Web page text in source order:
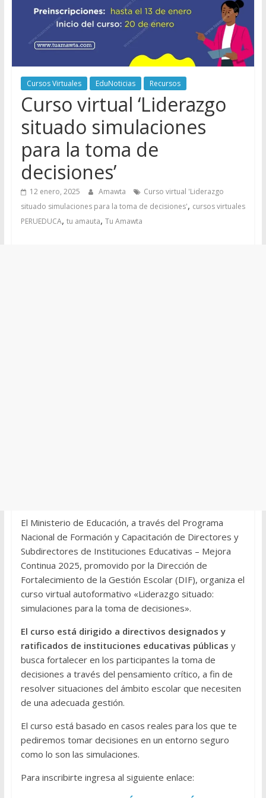
Cursos Virtuales EduNoticias Recursos
Curso virtual ‘Liderazgo
situado simulaciones
para la toma de
decisiones’
12 enero, 2025 Amawta
Curso virtual 'Liderazgo
situado simulaciones para la toma de decisiones', cursos virtuales
PERUEDUCA, tu amauta, Tu Amawta
El Ministerio de Educación, a través del Programa
Nacional de Formación y Capacitación de Directores y
Subdirectores de Instituciones Educativas – Mejora
Continua 2025, promovido por la Dirección de
Fortalecimiento de la Gestión Escolar (DIF), organiza el
curso virtual autoformativo «Liderazgo situado:
simulaciones para la toma de decisiones».
El curso está dirigido a directivos designados y
ratificados de instituciones educativas públicas y
busca fortalecer en los participantes la toma de
decisiones a través del pensamiento crítico, a fin de
resolver situaciones del ámbito escolar que necesiten
de una adecuada gestión.
El curso está basado en casos reales para los que te
pediremos tomar decisiones en un entorno seguro
como lo son las simulaciones.
Para inscribirte ingresa al siguiente enlace: